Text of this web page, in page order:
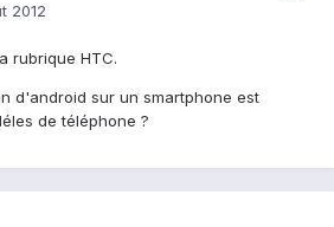
2012
rubrique HTC.
d'android sur un smartphone est
de téléphone ?